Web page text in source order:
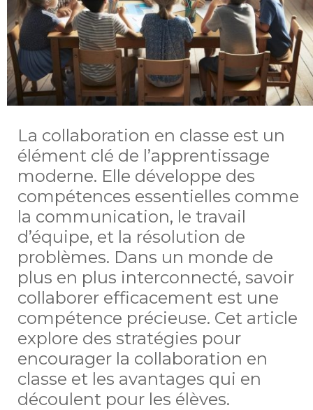
La collaboration en classe est un
élément clé de l’apprentissage
moderne. Elle développe des
compétences essentielles comme
la communication, le travail
d’équipe, et la résolution de
problèmes. Dans un monde de
plus en plus interconnecté, savoir
collaborer efficacement est une
compétence précieuse. Cet article
explore des stratégies pour
encourager la collaboration en
classe et les avantages qui en
découlent pour les élèves.